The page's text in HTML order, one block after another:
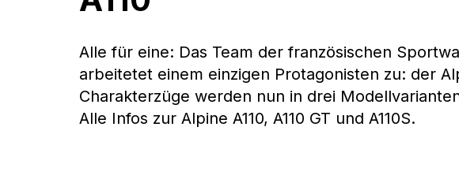
Alle für eine: Das Team der französischen
arbeitetet einem einzigen Protagonisten zu: der
Charakterzüge werden nun in drei
Alle Infos zur Alpine A110, A110 GT und A110S.